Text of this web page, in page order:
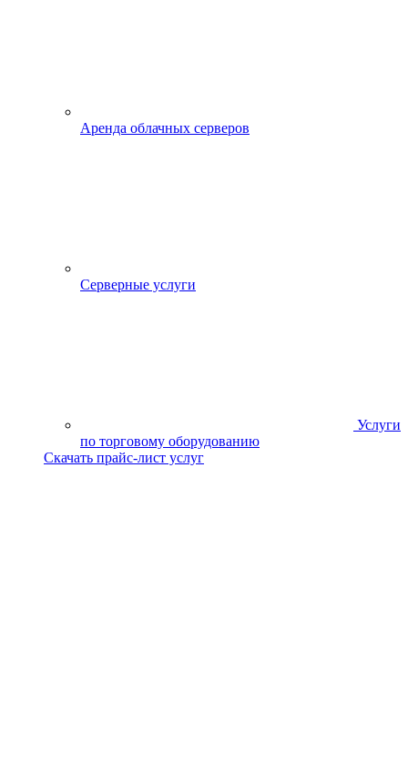
Аренда облачных серверов
Серверные услуги
Услуги
по торговому оборудованию
Скачать прайс-лист услуг